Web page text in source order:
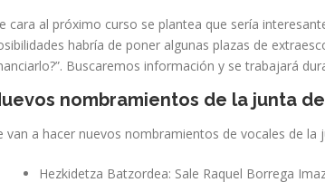
cara al próximo curso se plantea que sería
habría de poner algunas plazas de
Buscaremos información y se trabajará
nombramientos de la junta
van a hacer nuevos nombramientos de vocales de
Hezkidetza Batzordea: Sale Raquel Borrega